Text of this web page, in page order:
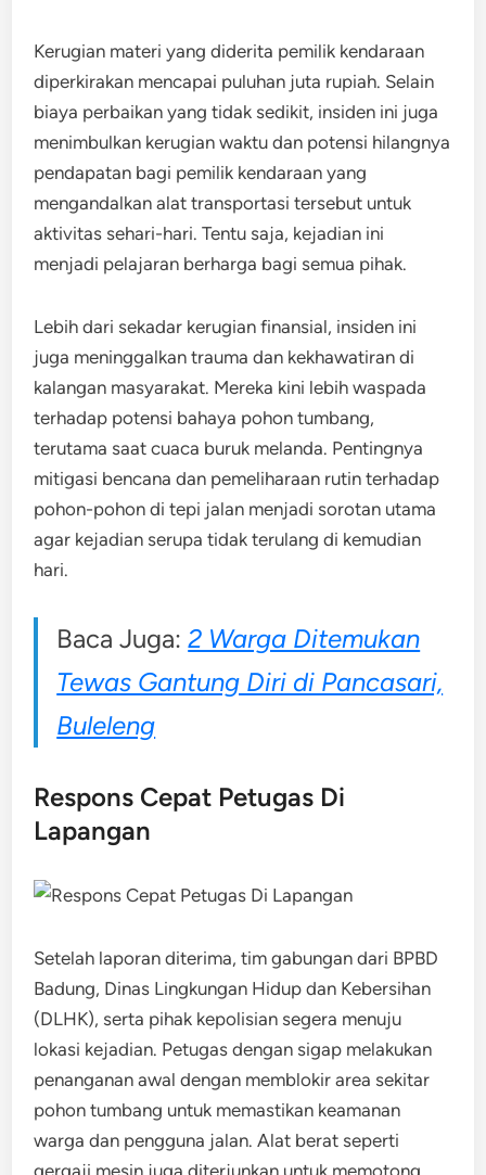
Kerugian materi yang diderita pemilik kendaraan
diperkirakan mencapai puluhan juta rupiah. Selain
biaya perbaikan yang tidak sedikit, insiden ini juga
menimbulkan kerugian waktu dan potensi hilangnya
pendapatan bagi pemilik kendaraan yang
mengandalkan alat transportasi tersebut untuk
aktivitas sehari-hari. Tentu saja, kejadian ini
menjadi pelajaran berharga bagi semua pihak.
Lebih dari sekadar kerugian finansial, insiden ini
juga meninggalkan trauma dan kekhawatiran di
kalangan masyarakat. Mereka kini lebih waspada
terhadap potensi bahaya pohon tumbang,
terutama saat cuaca buruk melanda. Pentingnya
mitigasi bencana dan pemeliharaan rutin terhadap
pohon-pohon di tepi jalan menjadi sorotan utama
agar kejadian serupa tidak terulang di kemudian
hari.
Baca Juga:2 Warga Ditemukan
Tewas Gantung Diri di Pancasari,
Buleleng
Respons Cepat Petugas Di
Lapangan
Setelah laporan diterima, tim gabungan dari BPBD
Badung, Dinas Lingkungan Hidup dan Kebersihan
(DLHK), serta pihak kepolisian segera menuju
lokasi kejadian. Petugas dengan sigap melakukan
penanganan awal dengan memblokir area sekitar
pohon tumbang untuk memastikan keamanan
warga dan pengguna jalan. Alat berat seperti
gergaji mesin juga diterjunkan untuk memotong